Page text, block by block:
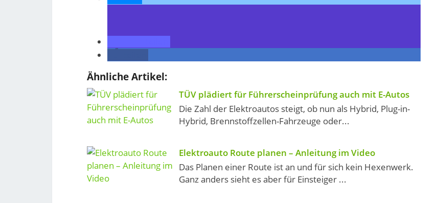
Ähnliche Artikel:
TÜV plädiert für Führerscheinprüfung auch mit E-Autos
Die Zahl der Elektroautos steigt, ob nun als Hybrid, Plug-in-
Hybrid, Brennstoffzellen-Fahrzeuge oder...
Elektroauto Route planen – Anleitung im Video
Das Planen einer Route ist an und für sich kein Hexenwerk.
Ganz anders sieht es aber für Einsteiger ...